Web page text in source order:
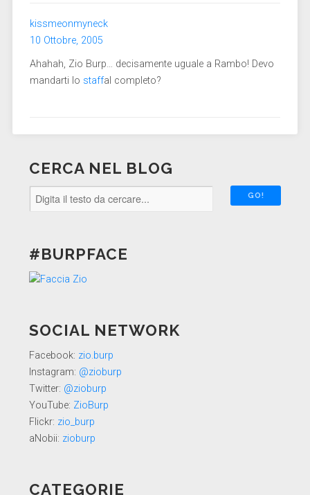
kissmeonmyneck
10 Ottobre, 2005
Ahahah, Zio Burp… decisamente uguale a Rambo! Devo
mandarti lo staffal completo?
CERCA NEL BLOG
#BURPFACE
SOCIAL NETWORK
Facebook: zio.burp
Instagram: @zioburp
Twitter: @zioburp
YouTube: ZioBurp
Flickr: zio_burp
aNobii: zioburp
CATEGORIE